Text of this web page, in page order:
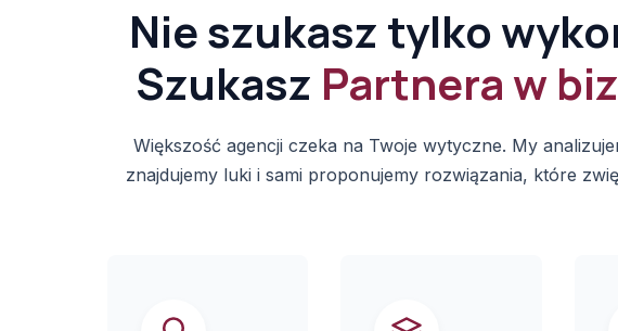
Nie szukasz tylko
Szukasz Partnera w
Większość agencji czeka na Twoje wytyczne. My
znajdujemy luki i sami proponujemy rozwiązania, które